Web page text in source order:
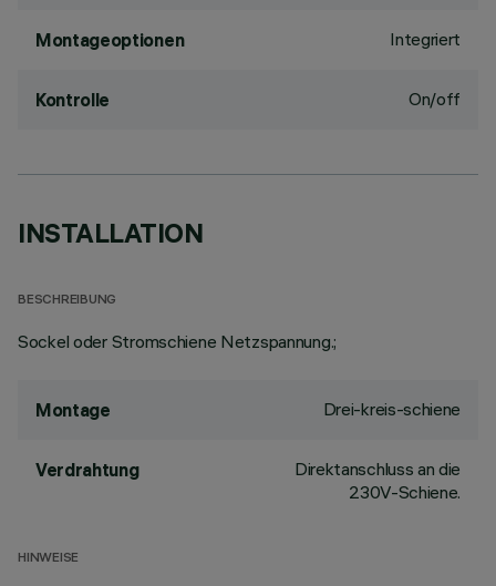
Montageoptionen Integriert
Kontrolle On/off
INSTALLATION
BESCHREIBUNG
Sockel oder Stromschiene Netzspannung.;
Montage Drei-kreis-schiene
Verdrahtung
Direktanschluss an die
230V-Schiene.
HINWEISE